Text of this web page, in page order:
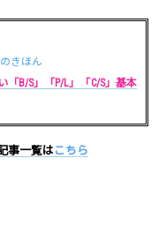
きほん
「B/S」「P/L」「C/S」基本
事一覧はこちら